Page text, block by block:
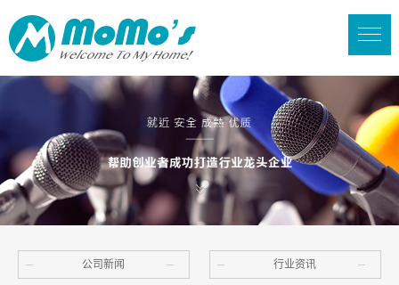
公司新闻 行业资讯